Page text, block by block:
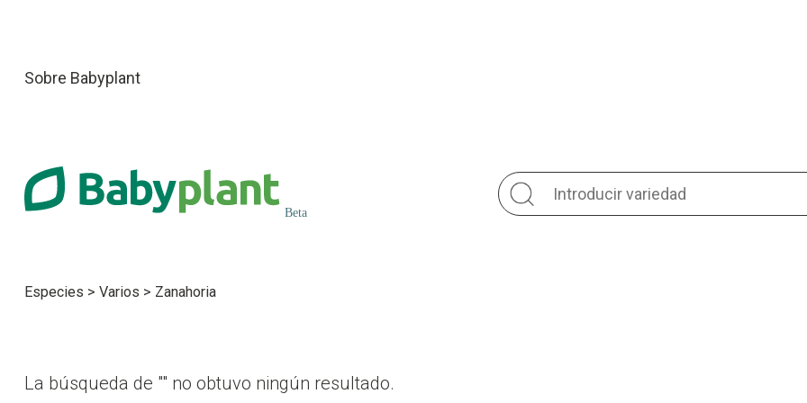
Sobre Babyplant
Especies > Varios > Zanahoria
La búsqueda de "" no obtuvo ningún resultado.